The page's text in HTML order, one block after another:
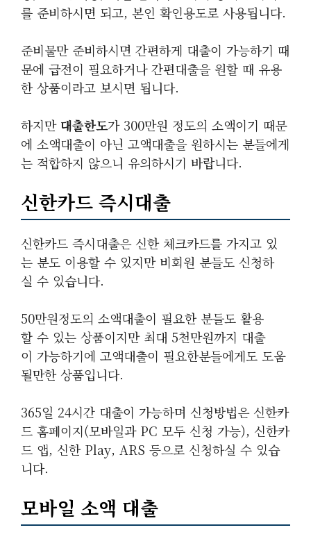
를 준비하시면 되고, 본인 확인용도로 사용됩니다.
준비물만 준비하시면 간편하게 대출이 가능하기 때
문에 급전이 필요하거나 간편대출을 원할 때 유용
한 상품이라고 보시면 됩니다.
하지만 대출한도가 300만원 정도의 소액이기 때문
에 소액대출이 아닌 고액대출을 원하시는 분들에게
는 적합하지 않으니 유의하시기 바랍니다.
신한카드 즉시대출
신한카드 즉시대출은 신한 체크카드를 가지고 있
는 분도 이용할 수 있지만 비회원 분들도 신청하
실 수 있습니다.
50만원정도의 소액대출이 필요한 분들도 활용
할 수 있는 상품이지만 최대 5천만원까지 대출
이 가능하기에 고액대출이 필요한분들에게도 도움
될만한 상품입니다.
365일 24시간 대출이 가능하며 신청방법은 신한카
드 홈페이지(모바일과 PC 모두 신청 가능), 신한카
드 앱, 신한 Play, ARS 등으로 신청하실 수 있습
니다.
모바일 소액 대출